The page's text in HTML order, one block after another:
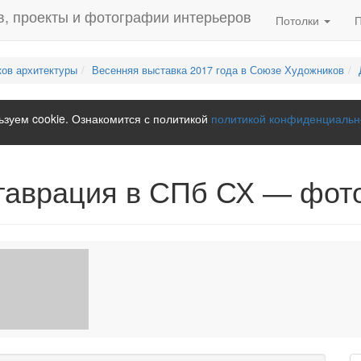
Потолки
архитектуры Весенняя выставка 2017 года в Союзе Художников
cookie. Ознакомится с политикой политикой
в СПб СХ —